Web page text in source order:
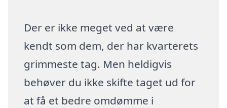
Der er ikke meget ved at være
kendt som dem, der har kvarterets
grimmeste tag. Men heldigvis
behøver du ikke skifte taget ud for
at få et bedre omdømme i